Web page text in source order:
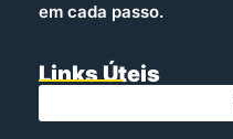
em cada passo.
Links Úteis